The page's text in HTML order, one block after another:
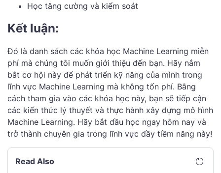
Học tăng cường và kiểm soát
Kết luận:
Đó là danh sách các khóa học Machine Learning miễn
phí mà chúng tôi muốn giới thiệu đến bạn. Hãy nắm
bắt cơ hội này để phát triển kỹ năng của mình trong
lĩnh vực Machine Learning mà không tốn phí. Bằng
cách tham gia vào các khóa học này, bạn sẽ tiếp cận
các kiến thức lý thuyết và thực hành xây dựng mô hình
Machine Learning. Hãy bắt đầu học ngay hôm nay và
trở thành chuyên gia trong lĩnh vực đầy tiềm năng này!
Read Also